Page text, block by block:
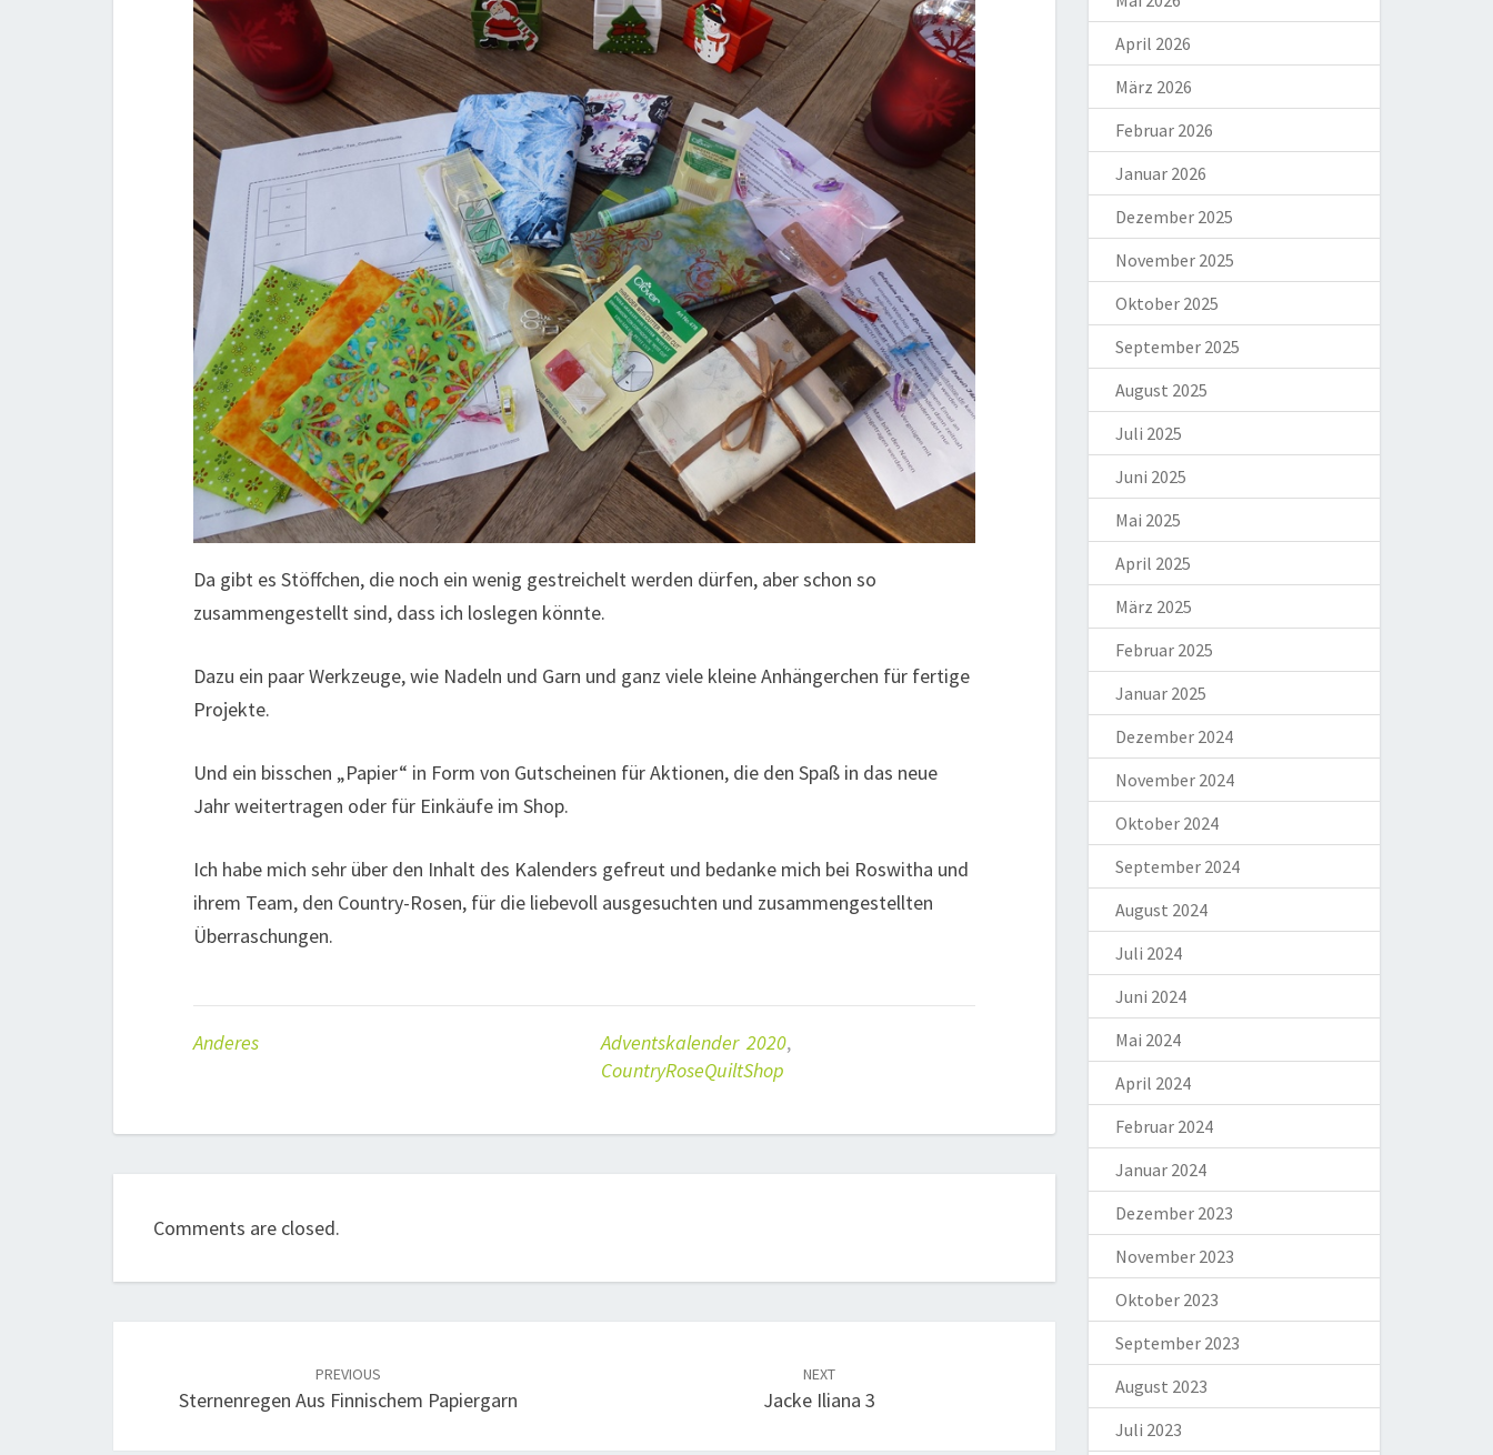
Da gibt es Stöffchen, die noch ein wenig gestreichelt werden dürfen, aber schon so
zusammengestellt sind, dass ich loslegen könnte.
Dazu ein paar Werkzeuge, wie Nadeln und Garn und ganz viele kleine Anhängerchen für fertige
Projekte.
Und ein bisschen „Papier“ in Form von Gutscheinen für Aktionen, die den Spaß in das neue
Jahr weitertragen oder für Einkäufe im Shop.
Ich habe mich sehr über den Inhalt des Kalenders gefreut und bedanke mich bei Roswitha und
ihrem Team, den Country-Rosen, für die liebevoll ausgesuchten und zusammengestellten
Überraschungen.
Anderes Adventskalender 2020,
CountryRoseQuiltShop
Comments are closed.
PREVIOUS
Sternenregen Aus Finnischem Papiergarn
NEXT
Jacke Iliana 3
April 2026
März 2026
Februar 2026
Januar 2026
Dezember 2025
November 2025
Oktober 2025
September 2025
August 2025
Juli 2025
Juni 2025
Mai 2025
April 2025
März 2025
Februar 2025
Januar 2025
Dezember 2024
November 2024
Oktober 2024
September 2024
August 2024
Juli 2024
Juni 2024
Mai 2024
April 2024
Februar 2024
Januar 2024
Dezember 2023
November 2023
Oktober 2023
September 2023
August 2023
Juli 2023